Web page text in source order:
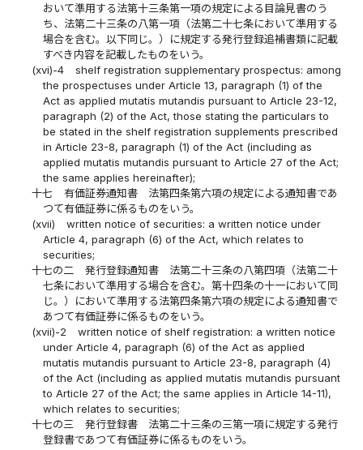
おいて準用する法第十三条第一項の規定による目論見書のう
ち、法第二十三条の八第一項（法第二十七条において準用する
場合を含む。以下同じ。）に規定する発行登録追補書類に記載
すべき内容を記載したものをいう。
(xvi)-4
shelf registration supplementary prospectus: among
the prospectuses under Article 13, paragraph (1) of the
Act as applied mutatis mutandis pursuant to Article 23-12,
paragraph (2) of the Act, those stating the particulars to
be stated in the shelf registration supplements prescribed
in Article 23-8, paragraph (1) of the Act (including as
applied mutatis mutandis pursuant to Article 27 of the Act;
the same applies hereinafter);
十七
有価証券通知書 法第四条第六項の規定による通知書であ
つて有価証券に係るものをいう。
(xvii)
written notice of securities: a written notice under
Article 4, paragraph (6) of the Act, which relates to
securities;
十七の二
発行登録通知書 法第二十三条の八第四項（法第二十
七条において準用する場合を含む。第十四条の十一において同
じ。）において準用する法第四条第六項の規定による通知書で
あつて有価証券に係るものをいう。
(xvii)-2
written notice of shelf registration: a written notice
under Article 4, paragraph (6) of the Act as applied
mutatis mutandis pursuant to Article 23-8, paragraph (4)
of the Act (including as applied mutatis mutandis pursuant
to Article 27 of the Act; the same applies in Article 14-11),
which relates to securities;
十七の三
発行登録書 法第二十三条の三第一項に規定する発行
登録書であつて有価証券に係るものをいう。